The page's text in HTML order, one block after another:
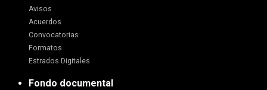
Avisos
Acuerdos
Convocatorias
Formatos
Estrados Digitales
Fondo documental